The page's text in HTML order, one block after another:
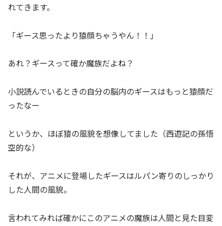
れてきます。
「ギース思ったより猿顔ちゃうやん！！」
あれ？ギースって確か魔族だよね？
小説読んでいるときの自分の脳内のギースはもっと猿顔だ
ったなー
というか、ほぼ猿の風貌を想像してました（西遊記の孫悟
空的な）
それが、アニメに登場したギースはルパン寄りのしっかり
した人間の風貌。
言われてみれば確かにこのアニメの魔族は人間と見た目変